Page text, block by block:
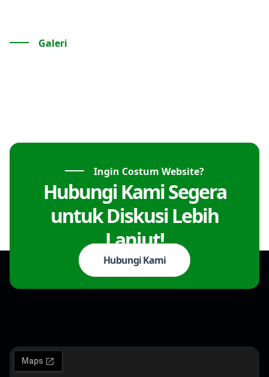
Galeri
Ingin Costum Website?
Hubungi Kami Segera
untuk Diskusi Lebih
Lanjut!
Hubungi Kami